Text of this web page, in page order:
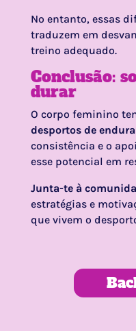
No entanto, essas
traduzem em
treino adequado.
Conclusão:
durar
O corpo feminino
desportos de
consistência e o
esse potencial em
Junta-te à
estratégias e
que vivem o